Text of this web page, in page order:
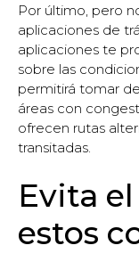
Por último, pero
aplicaciones de
aplicaciones te
sobre las
permitirá tomar
áreas con
ofrecen rutas
transitadas.
Evita
estos